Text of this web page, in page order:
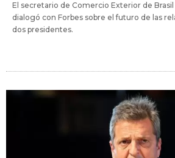
El secretario de Comercio Exterior de
dialogó con Forbes sobre el futuro de las
dos presidentes.